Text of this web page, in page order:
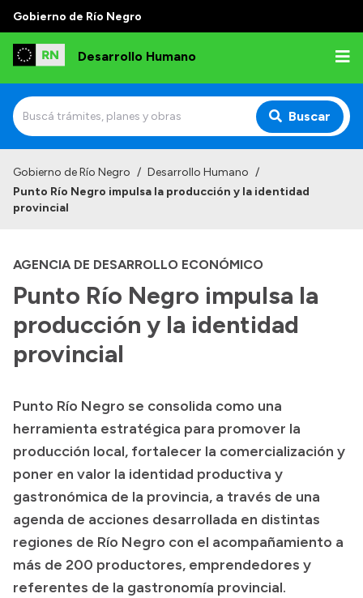
Gobierno de Río Negro
Desarrollo Humano
Buscar
Institucional
Autoridades
Delegaciones
Normativa
Presupuesto
Boletín Oficial
Compras y licitaciones
Consulta de expedientes
Consulta de pago a proveedores
Convocatorias
Gobierno de Río Negro / Desarrollo Humano /
Punto Río Negro impulsa la producción y la identidad
provincial
AGENCIA DE DESARROLLO ECONÓMICO
Punto Río Negro impulsa la
producción y la identidad
provincial
Punto Río Negro se consolida como una
herramienta estratégica para promover la
producción local, fortalecer la comercialización y
poner en valor la identidad productiva y
gastronómica de la provincia, a través de una
agenda de acciones desarrollada en distintas
regiones de Río Negro con el acompañamiento a
más de 200 productores, emprendedores y
referentes de la gastronomía provincial.